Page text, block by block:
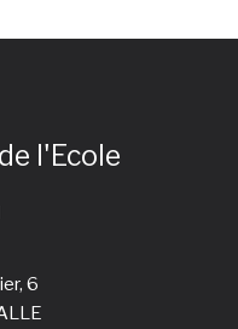
l'Ecole
6